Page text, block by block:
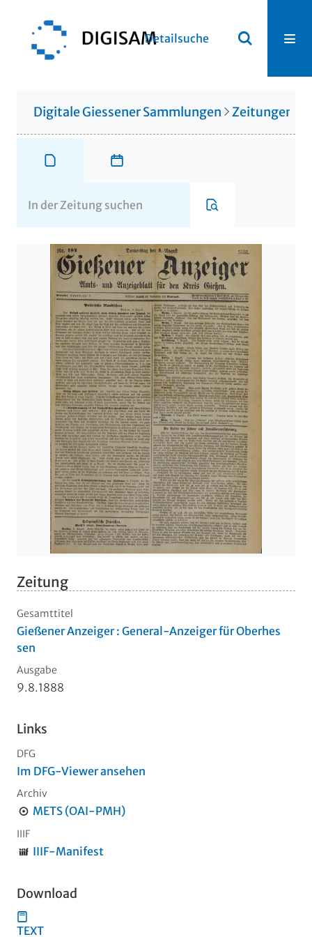
Detailsuche
Digitale Giessener Sammlungen Zeitungen
Zeitung
Gesamttitel
Gießener Anzeiger : General-Anzeiger für Oberhes
sen
Ausgabe
9.8.1888
Links
DFG
Im DFG-Viewer ansehen
Archiv
METS (OAI-PMH)
IIIF
IIIF-Manifest
Download
TEXT